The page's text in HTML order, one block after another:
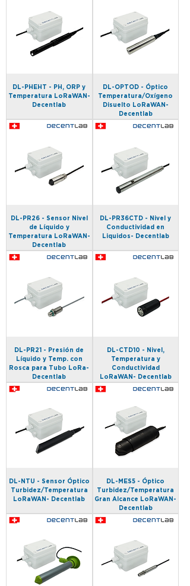
DL-PHEHT - PH, ORP y
Temperatura LoRaWAN-
Decentlab
DL-OPTOD - Óptico
Temperatura/Oxígeno
Disuelto LoRaWAN-
Decentlab
DL-PR26 - Sensor Nivel
de Líquido y
Temperatura LoRaWAN-
Decentlab
DL-PR36CTD - Nivel y
Conductividad en
Liquidos- Decentlab
DL-PR21 - Presión de
Líquido y Temp. con
Rosca para Tubo LoRa-
Decentlab
DL-CTD10 - Nivel,
Temperatura y
Conductividad
LoRaWAN- Decentlab
DL-NTU - Sensor Óptico
Turbidez/Temperatura
LoRaWAN- Decentlab
DL-MES5 - Óptico
Turbidez/Temperatura
Gran Alcance LoRaWAN-
Decentlab